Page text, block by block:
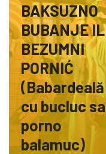
BAKSUZNO
BUBANJE
BEZUMNI
PORNIĆ
(Babardeală
cu bucluc
porno
balamuc)